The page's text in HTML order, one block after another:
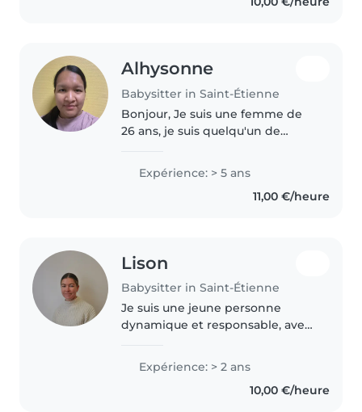
Alhysonne
Babysitter in Saint-Étienne
Bonjour, Je suis une femme de
26 ans, je suis quelqu'un de
et je travaille en crèche depuis 3
ans, donc je saurai m'occuper..
Expérience: > 5 ans
11,00 €/heure
Lison
Babysitter in Saint-Étienne
Je suis une jeune personne
dynamique et responsable, avec
d'enfants, principalement avec
des enfants d'âge préscolaire et
scolaire. Je suis à l'aise..
Expérience: > 2 ans
10,00 €/heure